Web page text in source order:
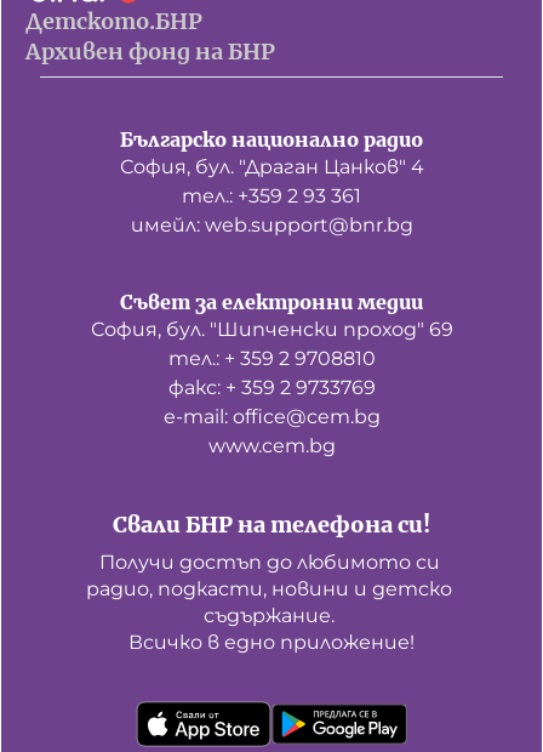
Детското.БНР
Архивен фонд на БНР
Българско национално радио
София, бул. "Драган Цанков" 4
тел.: +359 2 93 361
имейл: web.support@bnr.bg
Свали БНР на телефона си!
Получи достъп до любимото си
радио, подкасти, новини и детско
съдържание.
Всичко в едно приложение!
Съвет за електронни медии
София, бул. "Шипченски проход" 69
тел.: + 359 2 9708810
факс: + 359 2 9733769
е-mail: office@cem.bg
www.cem.bg